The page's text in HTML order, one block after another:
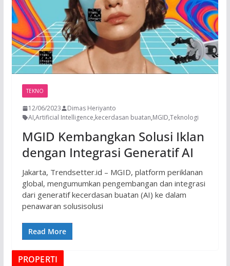
TEKNO
12/06/2023
Dimas Heriyanto
AI,Artificial Intelligence,kecerdasan buatan,MGID,Teknologi
MGID Kembangkan Solusi Iklan
dengan Integrasi Generatif AI
Jakarta, Trendsetter.id – MGID, platform periklanan
global, mengumumkan pengembangan dan integrasi
dari generatif kecerdasan buatan (AI) ke dalam
penawaran solusisolusi
Read More
PROPERTI